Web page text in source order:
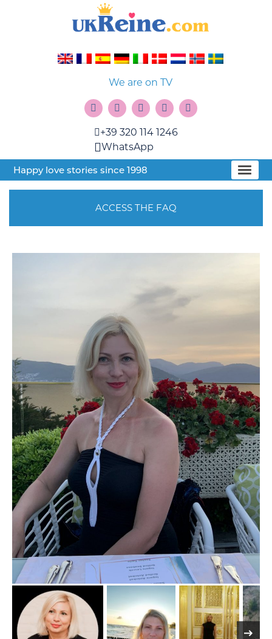
We are on TV
+39 320 114 1246
WhatsApp
Happy love stories since 1998
ACCESS THE FAQ